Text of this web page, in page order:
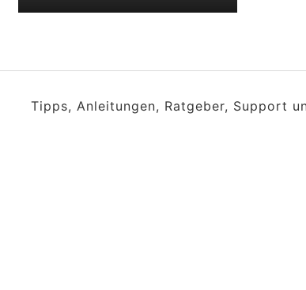
Tipps, Anleitungen, Ratgeber, Support